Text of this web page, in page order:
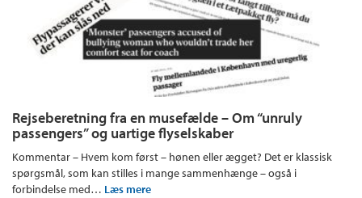
Rejseberetning fra en musefælde – Om “unruly
passengers” og uartige flyselskaber
Kommentar – Hvem kom først – hønen eller ægget? Det er klassisk
spørgsmål, som kan stilles i mange sammenhænge – også i
forbindelse med… Læs mere